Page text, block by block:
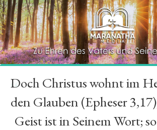
“
Doch Christus wohnt im
den Glauben (Epheser
Geist ist in Seinem Wort;